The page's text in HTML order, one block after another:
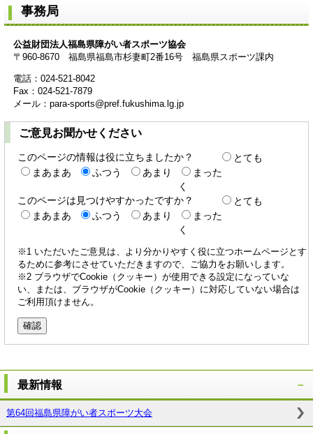
事務局
公益財団法人福島県障がい者スポーツ協会
〒960-8670 福島県福島市杉妻町2番16号 福島県スポーツ課内
電話：024-521-8042
Fax：024-521-7879
メール：para-sports@pref.fukushima.lg.jp
ご意見お聞かせください
このページの情報は役に立ちましたか？
とても
まあまあ
ふつう あまり
まった
く
このページは見つけやすかったですか？
とても
まあまあ
ふつう あまり
まった
く
※1 いただいたご意見は、より分かりやすく役に立つホームページとす
るために参考にさせていただきますので、ご協力をお願いします。
※2 ブラウザでCookie（クッキー）が使用できる設定になっていな
い、または、ブラウザがCookie（クッキー）に対応していない場合は
ご利用頂けません。
最新情報
第64回福島県障がい者スポーツ大会